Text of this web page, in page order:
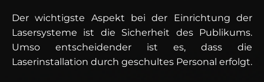
Der wichtigste Aspekt bei der Einrichtung der
Lasersysteme ist die Sicherheit des Publikums.
Umso entscheidender ist es, dass die
Laserinstallation durch geschultes Personal erfolgt.